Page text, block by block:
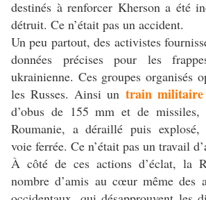
destinés à renforcer Kherson a été
détruit. Ce n’était pas un accident.
Un peu partout, des activistes
données précises pour les
ukrainienne. Ces groupes organisés
les Russes. Ainsi un train
d’obus de 155 mm et de missiles,
Roumanie, a déraillé puis explosé,
voie ferrée. Ce n’était pas un travail
À côté de ces actions d’éclat, la
nombre d’amis au cœur même des